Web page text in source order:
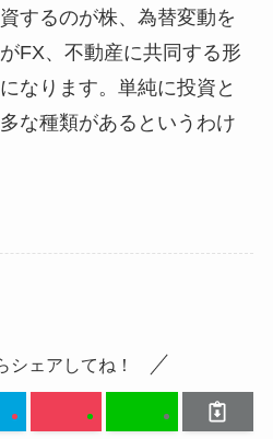
するのが株、為替変動を
FX、不動産に共同する形
なります。単純に投資と
な種類があるというわけ
シェアしてね！